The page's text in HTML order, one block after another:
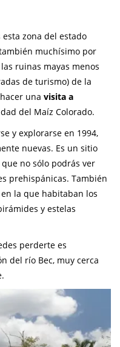
zona del estado
muchísimo por
ruinas mayas menos
de turismo) de la
una visita a
del Maíz Colorado.
y explorarse en 1994,
nuevas. Es un sitio
no sólo podrás ver
prehispánicas. También
la que habitaban los
y estelas
perderte es
del río Bec, muy cerca